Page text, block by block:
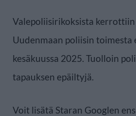
Valepoliisirikoksista kerrottiin
Uudenmaan poliisin toimesta
kesäkuussa 2025. Tuolloin
tapauksen epäiltyjä.
Voit lisätä Staran Googlen